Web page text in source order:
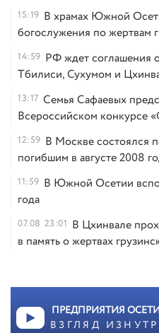
15:19 В храмах Южной
богослужения по жертвам
14:59 РФ ждет соглашения
Тбилиси, Сухумом и
13:17 Семья Сафаевых
Всероссийском конкурсе
12:59 В Москве состоялся
погибшим в августе 2008
11:59 В Южной Осетии
года
07.08 23:01 В Цхинвале
в память о жертвах
ПРЕДПРИЯТИЯ
ВЗГЛЯД